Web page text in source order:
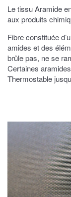
Le tissu Aramide
aux produits
Fibre constituée
amides et des
brûle pas, ne se
Certaines
Thermostable